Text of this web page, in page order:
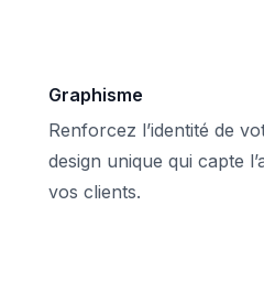
Graphisme
Renforcez l’identité de
design unique qui capte
vos clients.